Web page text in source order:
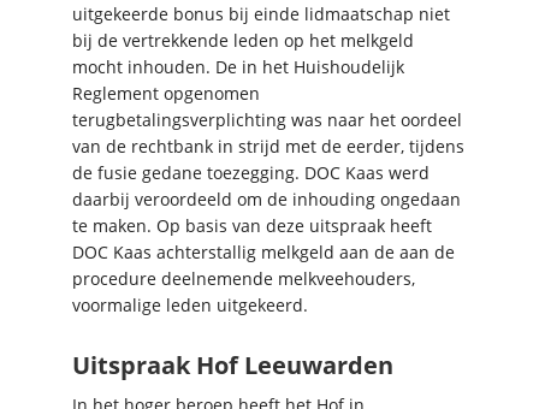
uitgekeerde bonus bij einde lidmaatschap niet
bij de vertrekkende leden op het melkgeld
mocht inhouden. De in het Huishoudelijk
Reglement opgenomen
terugbetalingsverplichting was naar het oordeel
van de rechtbank in strijd met de eerder, tijdens
de fusie gedane toezegging. DOC Kaas werd
daarbij veroordeeld om de inhouding ongedaan
te maken. Op basis van deze uitspraak heeft
DOC Kaas achterstallig melkgeld aan de aan de
procedure deelnemende melkveehouders,
voormalige leden uitgekeerd.
Uitspraak Hof Leeuwarden